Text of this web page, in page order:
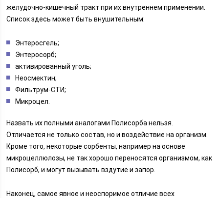
желудочно-кишечный тракт при их внутреннем применении.
Список здесь может быть внушительным:
Энтеросгель;
Энтеросорб;
активированный уголь;
Неосмектин;
Фильтрум-СТИ;
Микроцел.
Назвать их полными аналогами Полисорба нельзя.
Отличается не только состав, но и воздействие на организм.
Кроме того, некоторые сорбенты, например на основе
микроцеллюлозы, не так хорошо переносятся организмом, как
Полисорб, и могут вызывать вздутие и запор.
Наконец, самое явное и неоспоримое отличие всех